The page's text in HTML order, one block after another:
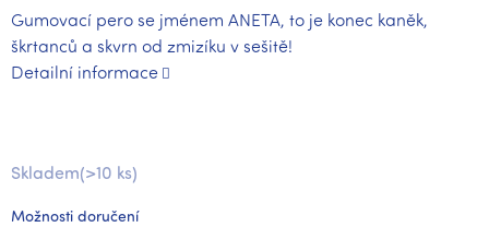
Skladem(>10 ks)
Možnosti doručení
Gumovací pero se jménem ANETA, to je konec kaněk,
škrtanců a skvrn od zmizíku v sešitě!
Detailní informace